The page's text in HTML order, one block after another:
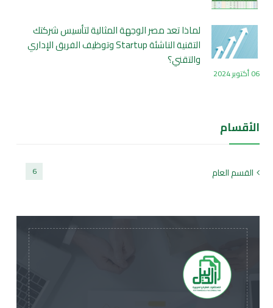
لماذا تعد مصر الوجهة المثالية لتأسيس شركتك
التقنية الناشئة Startup وتوظيف الفريق الإداري
والتقني؟
06 أكتوبر 2024
الأقسام
القسم العام 6